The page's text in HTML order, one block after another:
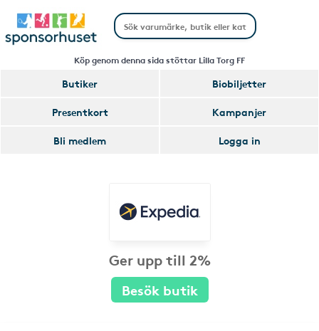
Köp genom denna sida stöttar Lilla Torg FF
Butiker
Biobiljetter
Presentkort
Kampanjer
Bli medlem
Logga in
Ger upp till 2%
Besök butik